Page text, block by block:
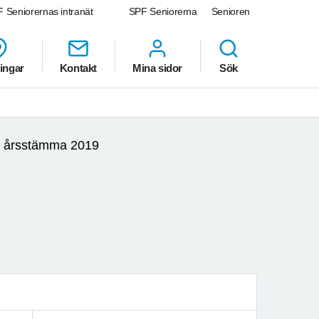
SPF Seniorerna Senioren
Seniorernas intranät
Kontakt Mina sidor Sök
årsstämma 2019